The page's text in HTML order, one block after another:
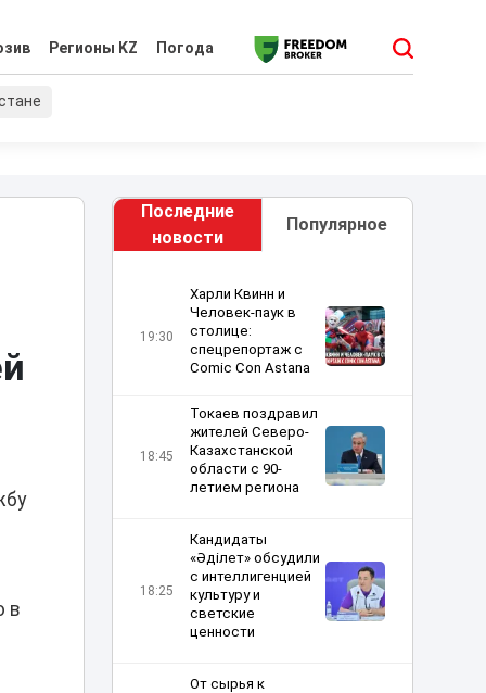
Регионы KZ Погода
в
Последние
новости
Популярное
19:30
Харли Квинн и
Человек-паук в
столице:
спецрепортаж с
Comic Con Astana
18:45
Токаев поздравил
жителей Северо-
Казахстанской
области с 90-
летием региона
18:25
Кандидаты
«Әділет» обсудили
с интеллигенцией
культуру и
светские
ценности
От сырья к